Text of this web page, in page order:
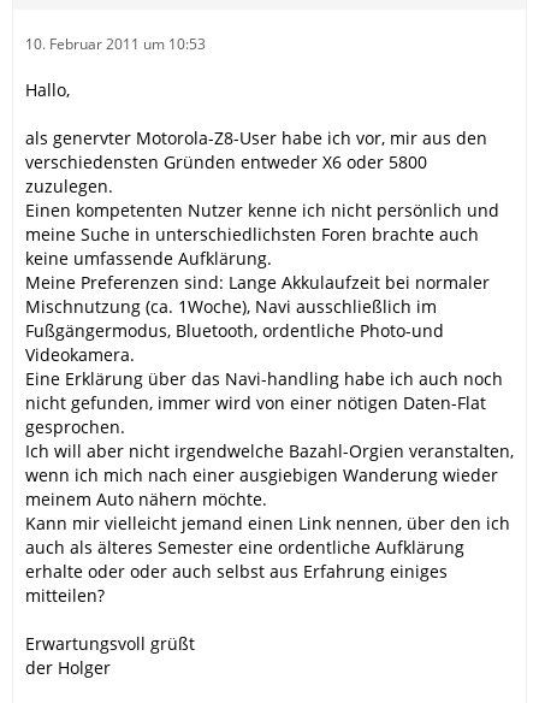
10. Februar 2011 um 10:53
Hallo,
als genervter Motorola-Z8-User habe ich vor, mir aus den
verschiedensten Gründen entweder X6 oder 5800
zuzulegen.
Einen kompetenten Nutzer kenne ich nicht persönlich und
meine Suche in unterschiedlichsten Foren brachte auch
keine umfassende Aufklärung.
Meine Preferenzen sind: Lange Akkulaufzeit bei normaler
Mischnutzung (ca. 1Woche), Navi ausschließlich im
Fußgängermodus, Bluetooth, ordentliche Photo-und
Videokamera.
Eine Erklärung über das Navi-handling habe ich auch noch
nicht gefunden, immer wird von einer nötigen Daten-Flat
gesprochen.
Ich will aber nicht irgendwelche Bazahl-Orgien veranstalten,
wenn ich mich nach einer ausgiebigen Wanderung wieder
meinem Auto nähern möchte.
Kann mir vielleicht jemand einen Link nennen, über den ich
auch als älteres Semester eine ordentliche Aufklärung
erhalte oder oder auch selbst aus Erfahrung einiges
mitteilen?
Erwartungsvoll grüßt
der Holger